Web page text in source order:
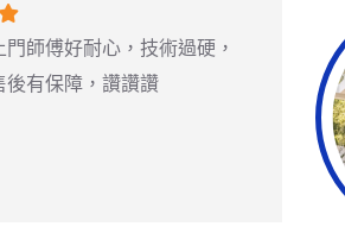
師傅好耐心，技術過硬，
後有保障，讚讚讚